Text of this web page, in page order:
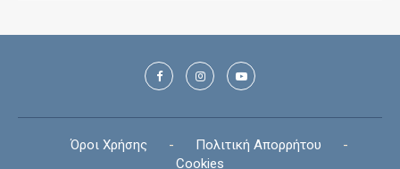
Όροι Χρήσης - Πολιτική Απορρήτου
-
Cookies